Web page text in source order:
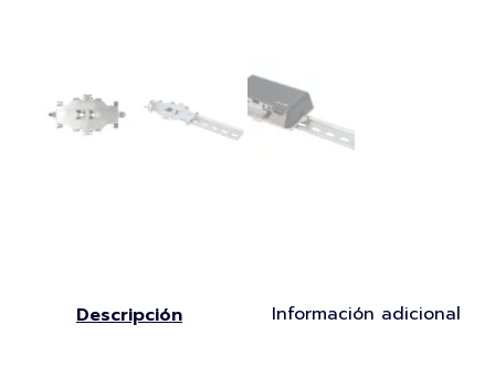
Descripción Información adicional